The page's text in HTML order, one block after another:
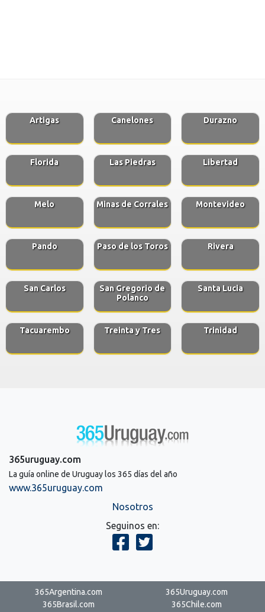
Artigas Canelones Durazno
Florida Las Piedras Libertad
Melo Minas de Corrales Montevideo
Pando Paso de los Toros Rivera
San Carlos
San Gregorio de
Polanco
Santa Lucia
Tacuarembo Treinta y Tres Trinidad
365uruguay.com
La guía online de Uruguay los 365 días del año
www.365uruguay.com
Nosotros
Seguinos en:
365Argentina.com
365Uruguay.com
365Brasil.com
365Chile.com